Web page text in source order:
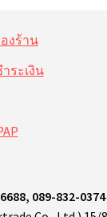
งร้าน
ระเงิน
089-832-0374